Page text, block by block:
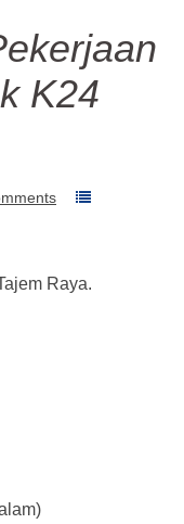
K24
Raya.